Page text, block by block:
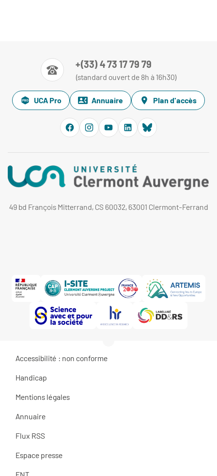
+(33) 4 73 17 79 79
(standard ouvert de 8h à 16h30)
UCA Pro Annuaire Plan d'accès
49 bd François Mitterrand, CS 60032, 63001 Clermont-Ferrand
Accessibilité : non conforme
Handicap
Mentions légales
Annuaire
Flux RSS
Espace presse